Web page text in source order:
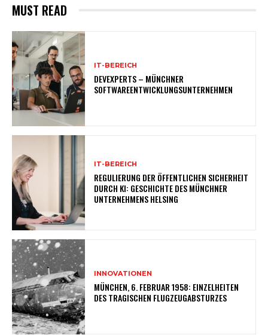
MUST READ
IT-BEREICH
DEVEXPERTS – MÜNCHNER
SOFTWAREENTWICKLUNGSUNTERNEHMEN
IT-BEREICH
REGULIERUNG DER ÖFFENTLICHEN SICHERHEIT
DURCH KI: GESCHICHTE DES MÜNCHNER
UNTERNEHMENS HELSING
INNOVATIONEN
MÜNCHEN, 6. FEBRUAR 1958: EINZELHEITEN
DES TRAGISCHEN FLUGZEUGABSTURZES